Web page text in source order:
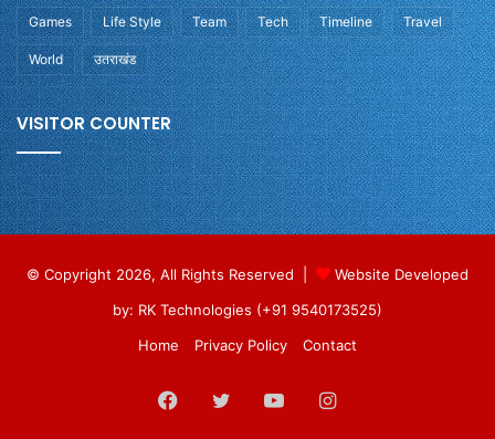
Games Life Style Team Tech Timeline Travel
World उतराखंड
VISITOR COUNTER
© Copyright 2026, All Rights Reserved |
Website Developed
by: RK Technologies (+91 9540173525)
Home
Privacy Policy Contact
Facebook
TwitterYouTubeInstagram